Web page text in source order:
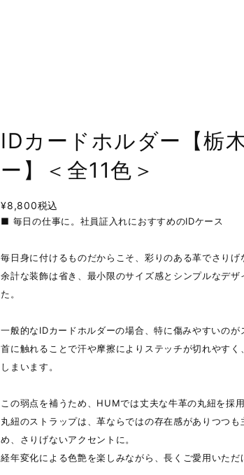
IDカードホルダー【栃
ー】＜全11色＞
¥8,800税込
■ 毎日の仕事に。社員証入れにおすすめのIDケース
毎日身に付けるものだからこそ、彩りのある革でさりげ
余計な装飾は省き、最小限のサイズ感とシンプルなデザ
た。
一般的なIDカードホルダーの場合、特に傷みやすいのが
首に触れることで汗や摩擦によりステッチが切れやすく
しまいます。
この弱点を補うため、HUMでは丈夫な牛革の丸紐を採用
丸紐のストラップは、革ならではの存在感がありつつも
め、さりげないアクセントに。
経年変化による色艶を楽しみながら、長くご愛用いただ